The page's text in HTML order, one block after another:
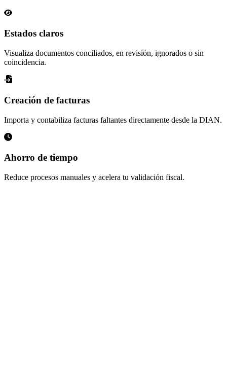
Estados claros
Visualiza documentos conciliados, en revisión, ignorados o sin
coincidencia.
Creación de facturas
Importa y contabiliza facturas faltantes directamente desde la DIAN.
Ahorro de tiempo
Reduce procesos manuales y acelera tu validación fiscal.